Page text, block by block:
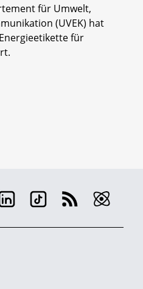
für Umwelt,
(UVEK) hat
für